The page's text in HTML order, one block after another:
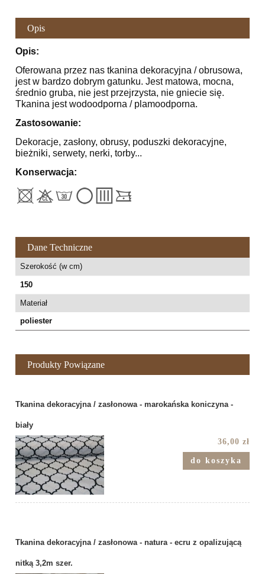
Opis
Opis:
Oferowana przez nas tkanina dekoracyjna / obrusowa,
jest w bardzo dobrym gatunku. Jest matowa, mocna,
średnio gruba, nie jest przejrzysta, nie gniecie się.
Tkanina jest wodoodporna / plamoodporna.
Zastosowanie:
Dekoracje, zasłony, obrusy, poduszki dekoracyjne,
bieżniki, serwety, nerki, torby...
Konserwacja:
Dane Techniczne
Szerokość (w cm)
150
Materiał
poliester
Produkty Powiązane
Tkanina dekoracyjna / zasłonowa - marokańska koniczyna -
biały
36,00 zł
do koszyka
Tkanina dekoracyjna / zasłonowa - natura - ecru z opalizującą
nitką 3,2m szer.